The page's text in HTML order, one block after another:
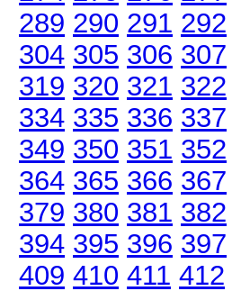
289 290 291 292
304 305 306 307
319 320 321 322
334 335 336 337
349 350 351 352
364 365 366 367
379 380 381 382
394 395 396 397
409 410 411 412